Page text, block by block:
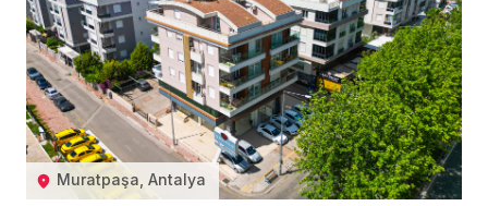
Muratpaşa, Antalya